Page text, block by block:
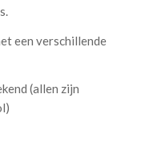
een verschillende
(allen zijn